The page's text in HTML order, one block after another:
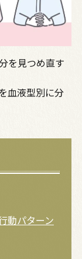
を見つめ直す
血液型別に分
動パターン